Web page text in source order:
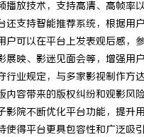
播放技术，支持高清、高帧
还支持智能推荐系统，根据用
户可以在平台上发表观后感
展映、影迷见面会等，增强用
行业规定，与多家影视制作
内容带来的版权纠纷和观影风
影院不断优化平台功能，提
使得平台更具包容性和广泛吸